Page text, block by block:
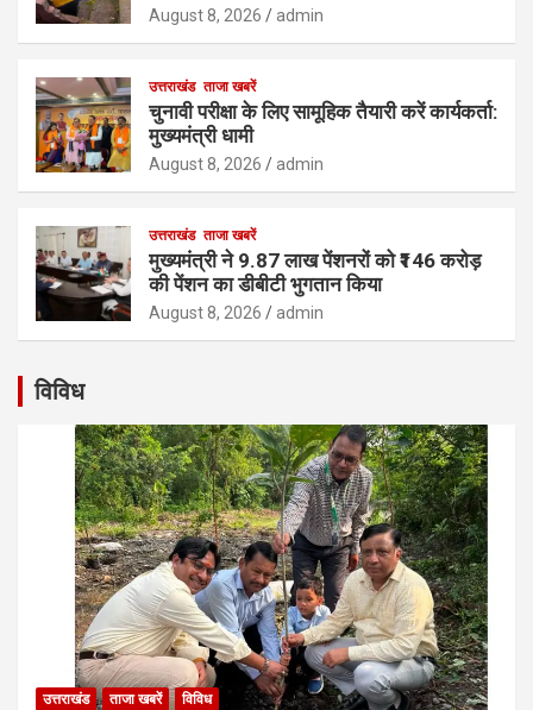
August 8, 2026 admin
उत्तराखंड ताजा खबरें
चुनावी परीक्षा के लिए सामूहिक तैयारी करें कार्यकर्ता:
मुख्यमंत्री धामी
August 8, 2026 admin
उत्तराखंड ताजा खबरें
मुख्यमंत्री ने 9.87 लाख पेंशनरों को ₹146 करोड़
की पेंशन का डीबीटी भुगतान किया
August 8, 2026 admin
विविध
उत्तराखंड ताजा खबरें विविध